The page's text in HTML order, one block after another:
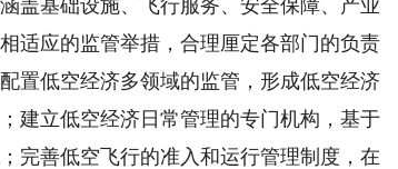
基础设施、飞行服务、安全保障、产业
适应的监管举措，合理厘定各部门的负责
置低空经济多领域的监管，形成低空经济
建立低空经济日常管理的专门机构，基于
完善低空飞行的准入和运行管理制度，在